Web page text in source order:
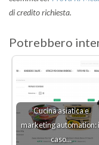
di credito richiesta.
Potrebbero
Cucina asiatica e
marketing automation:
caso…